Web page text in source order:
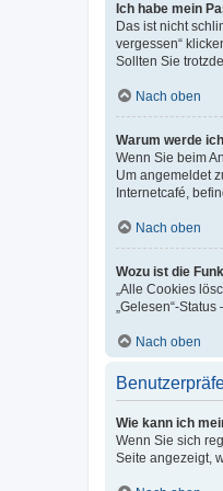
Ich habe mein
Das ist nicht
vergessen“
Sollten Sie
Nach oben
Warum werde
Wenn Sie beim
Um angemeldet
Internetcafé,
Nach oben
Wozu ist die
„Alle Cookies
„Gelesen“-
Nach oben
Wie kann ich
Wenn Sie sich
Seite angezeigt,